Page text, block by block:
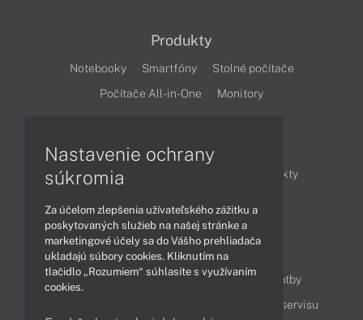
Produkty
Notebooky Smartfóny
Stolné počítače
Počítače All-in-One
Monitory
Články
Obchodné informácie
Produkty
Obsah
Ako nakupovať
Možnosti doručenia a platby
Cenník servisu
Nastavenie ochrany
súkromia
Za účelom zlepšenia užívateľského zážitku a
poskytovaných služieb na našej stránke a
marketingové účely sa do Vášho prehliadača
ukladajú súbory cookies. Kliknutím na
tlačidlo „Rozumiem“ súhlasíte s využívaním
cookies.